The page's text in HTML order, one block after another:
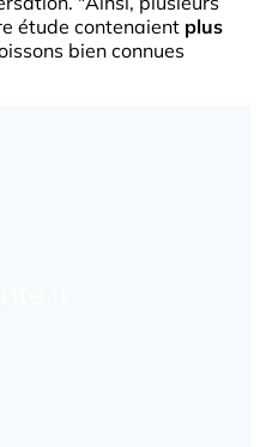
étude contenaient plus
bien connues